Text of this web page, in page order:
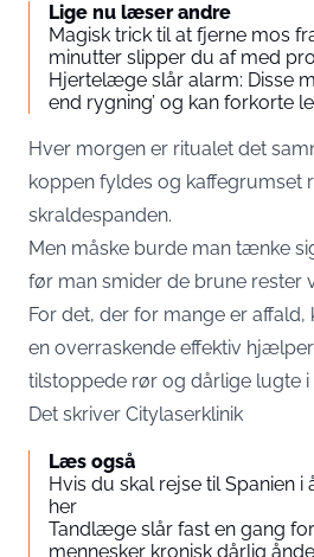
Lige nu læser andre
Magisk trick til at fjerne mos
minutter slipper du af med
Hjertelæge slår alarm: Disse
end rygning’ og kan forkorte
Hver morgen er ritualet det
koppen fyldes og kaffegrumset
skraldespanden.
Men måske burde man tænke
før man smider de brune rester
For det, der for mange er
en overraskende effektiv
tilstoppede rør og dårlige lugte i
Det skriver Citylaserklinik
Læs også
Hvis du skal rejse til Spanien
her
Tandlæge slår fast en gang
mennesker kronisk dårlig ånde